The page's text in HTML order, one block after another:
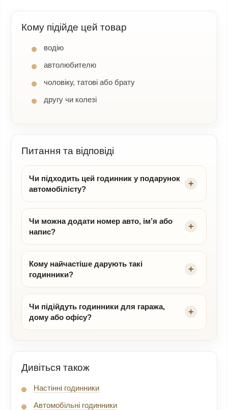
Кому підійде цей товар
водію
автолюбителю
чоловіку, татові або брату
другу чи колезі
Питання та відповіді
Чи підходить цей годинник у подарунок
автомобілісту?
Чи можна додати номер авто, ім’я або
напис?
Кому найчастіше дарують такі
годинники?
Чи підійдуть годинники для гаража,
дому або офісу?
Дивіться також
Настінні годинники
Автомобільні годинники